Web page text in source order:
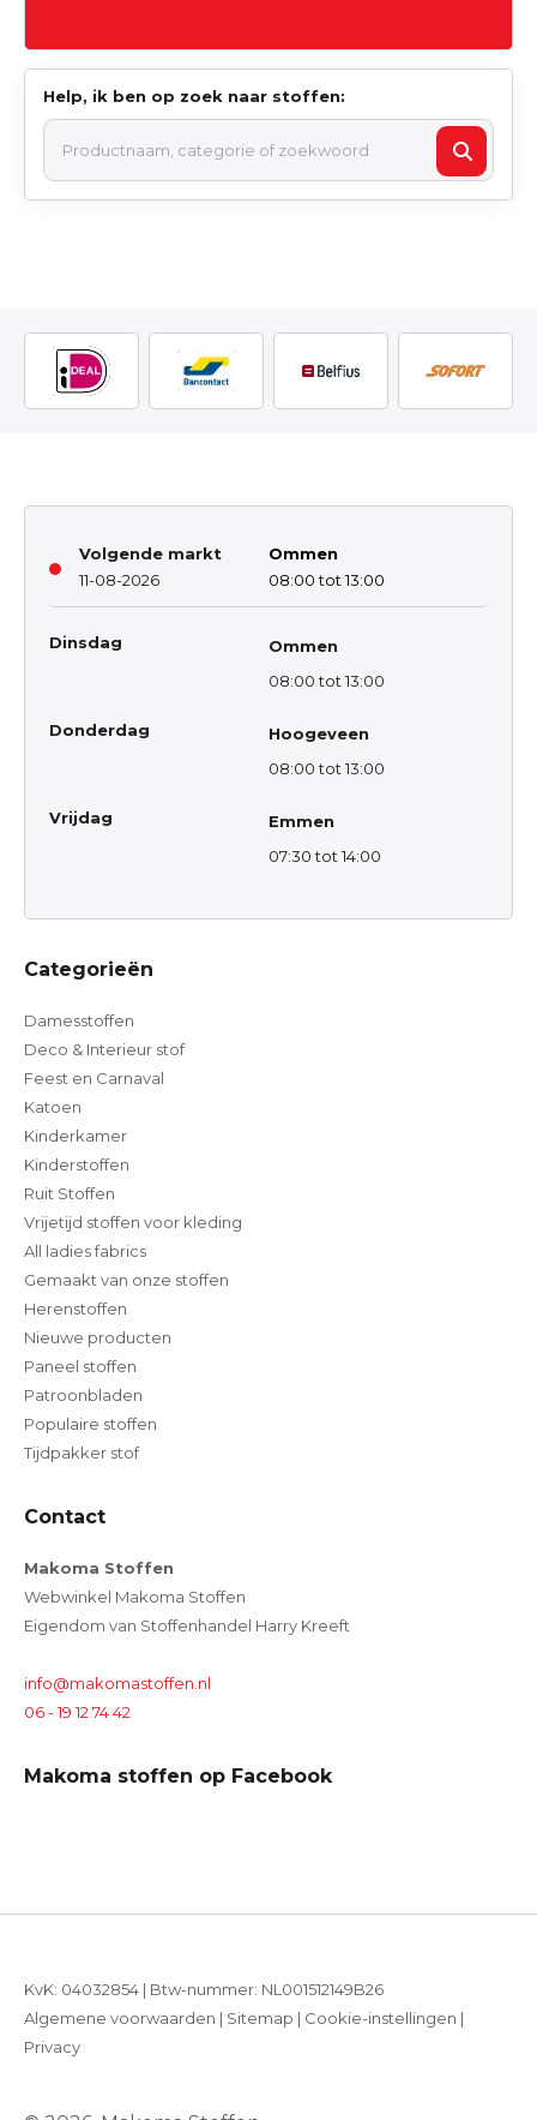
Help, ik ben op zoek naar stoffen:
Volgende markt
11-08-2026
Ommen
08:00 tot 13:00
Dinsdag
Ommen
08:00 tot 13:00
Donderdag
Hoogeveen
08:00 tot 13:00
Vrijdag
Emmen
07:30 tot 14:00
Categorieën
Damesstoffen
Deco & Interieur stof
Feest en Carnaval
Katoen
Kinderkamer
Kinderstoffen
Ruit Stoffen
Vrijetijd stoffen voor kleding
All ladies fabrics
Gemaakt van onze stoffen
Herenstoffen
Nieuwe producten
Paneel stoffen
Patroonbladen
Populaire stoffen
Tijdpakker stof
Contact
Makoma Stoffen
Webwinkel Makoma Stoffen
Eigendom van Stoffenhandel Harry Kreeft
info@makomastoffen.nl
06 - 19 12 74 42
Makoma stoffen op Facebook
KvK: 04032854 | Btw-nummer: NL001512149B26
Algemene voorwaarden | Sitemap | Cookie-instellingen |
Privacy